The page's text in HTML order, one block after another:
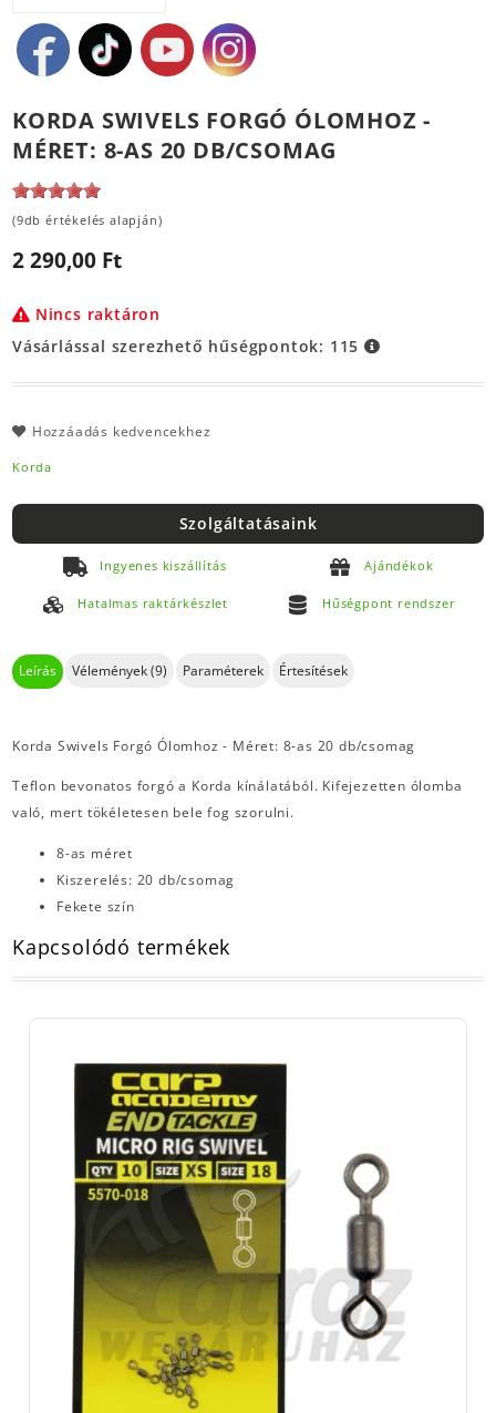
KORDA SWIVELS FORGÓ ÓLOMHOZ -
MÉRET: 8-AS 20 DB/CSOMAG
(9db értékelés alapján)
2 290,00 Ft
Nincs raktáron
Vásárlással szerezhető hűségpontok: 115
Hozzáadás kedvencekhez
Korda
Szolgáltatásaink
Ingyenes kiszállítás Ajándékok
Hatalmas raktárkészlet Hűségpont rendszer
Leírás Vélemények (9) Paraméterek Értesítések
Korda Swivels Forgó Ólomhoz - Méret: 8-as 20 db/csomag
Teflon bevonatos forgó a Korda kínálatából. Kifejezetten ólomba
való, mert tökéletesen bele fog szorulni.
8-as méret
Kiszerelés: 20 db/csomag
Fekete szín
Kapcsolódó termékek